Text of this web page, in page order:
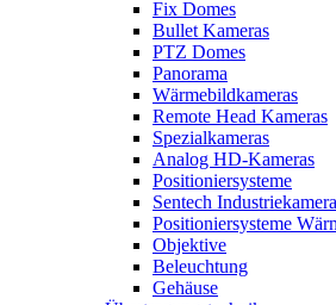
Fix Domes
Bullet Kameras
PTZ Domes
Panorama
Wärmebildkameras
Remote Head Kameras
Spezialkameras
Analog HD-Kameras
Positioniersysteme
Sentech
Positioniersysteme
Objektive
Beleuchtung
Gehäuse